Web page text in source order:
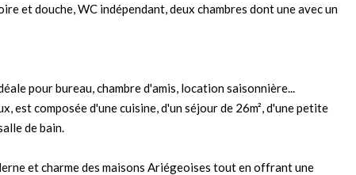
et douche, WC indépendant, deux chambres dont une avec un
pour bureau, chambre d'amis, location saisonnière...
est composée d'une cuisine, d'un séjour de 26m², d'une petite
de bain.
et charme des maisons Ariégeoises tout en offrant une